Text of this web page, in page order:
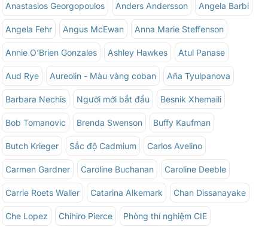
Anastasios Georgopoulos Anders Andersson Angela Barbi
Angela Fehr Angus McEwan Anna Marie Steffenson
Annie O'Brien Gonzales Ashley Hawkes Atul Panase
Aud Rye Aureolin - Màu vàng coban Aña Tyulpanova
Barbara Nechis Người mới bắt đầu Besnik Xhemaili
Bob Tomanovic Brenda Swenson Buffy Kaufman
Butch Krieger Sắc độ Cadmium Carlos Avelino
Carmen Gardner Caroline Buchanan Caroline Deeble
Carrie Roets Waller Catarina Alkemark Chan Dissanayake
Che Lopez Chihiro Pierce Phòng thí nghiệm CIE